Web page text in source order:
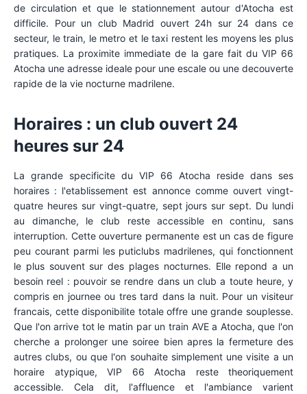
de circulation et que le stationnement autour d'Atocha est
difficile. Pour un club Madrid ouvert 24h sur 24 dans ce
secteur, le train, le metro et le taxi restent les moyens les plus
pratiques. La proximite immediate de la gare fait du VIP 66
Atocha une adresse ideale pour une escale ou une decouverte
rapide de la vie nocturne madrilene.
Horaires : un club ouvert 24
heures sur 24
La grande specificite du VIP 66 Atocha reside dans ses
horaires : l'etablissement est annonce comme ouvert vingt-
quatre heures sur vingt-quatre, sept jours sur sept. Du lundi
au dimanche, le club reste accessible en continu, sans
interruption. Cette ouverture permanente est un cas de figure
peu courant parmi les puticlubs madrilenes, qui fonctionnent
le plus souvent sur des plages nocturnes. Elle repond a un
besoin reel : pouvoir se rendre dans un club a toute heure, y
compris en journee ou tres tard dans la nuit. Pour un visiteur
francais, cette disponibilite totale offre une grande souplesse.
Que l'on arrive tot le matin par un train AVE a Atocha, que l'on
cherche a prolonger une soiree bien apres la fermeture des
autres clubs, ou que l'on souhaite simplement une visite a un
horaire atypique, VIP 66 Atocha reste theoriquement
accessible. Cela dit, l'affluence et l'ambiance varient